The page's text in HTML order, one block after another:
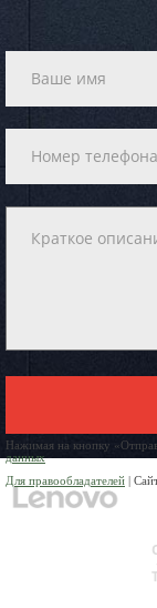
Нажимая на кнопку
данных
Для правообладателей |